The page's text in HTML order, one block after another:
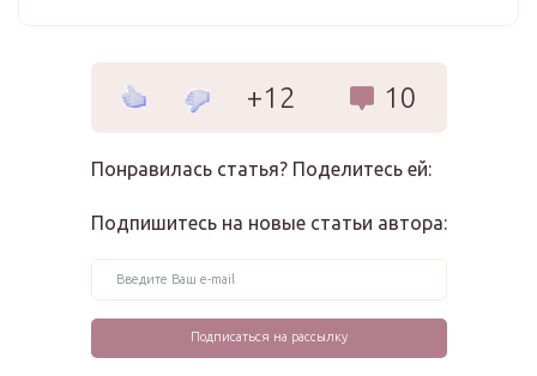
+12 10
Понравилась статья? Поделитесь ей:
Подпишитесь на новые статьи автора: